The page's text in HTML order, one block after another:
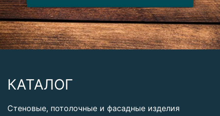
КАТАЛОГ
Стеновые, потолочные и фасадные изделия